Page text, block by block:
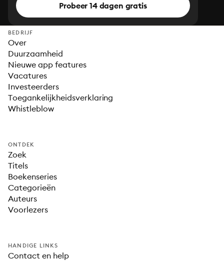
Probeer 14 dagen gratis
BEDRIJF
Over
Duurzaamheid
Nieuwe app features
Vacatures
Investeerders
Toegankelijkheidsverklaring
Whistleblow
ONTDEK
Zoek
Titels
Boekenseries
Categorieën
Auteurs
Voorlezers
HANDIGE LINKS
Contact en help